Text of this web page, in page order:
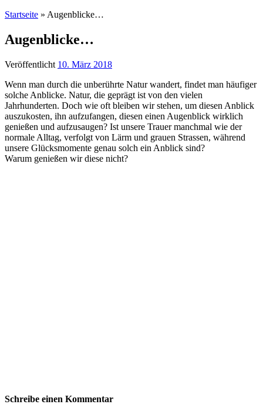
Startseite » Augenblicke…
Augenblicke…
Veröffentlicht 10. März 2018
Wenn man durch die unberührte Natur wandert, findet man häufiger
solche Anblicke. Natur, die geprägt ist von den vielen
Jahrhunderten. Doch wie oft bleiben wir stehen, um diesen Anblick
auszukosten, ihn aufzufangen, diesen einen Augenblick wirklich
genießen und aufzusaugen? Ist unsere Trauer manchmal wie der
normale Alltag, verfolgt von Lärm und grauen Strassen, während
unsere Glücksmomente genau solch ein Anblick sind?
Warum genießen wir diese nicht?
Schreibe einen Kommentar